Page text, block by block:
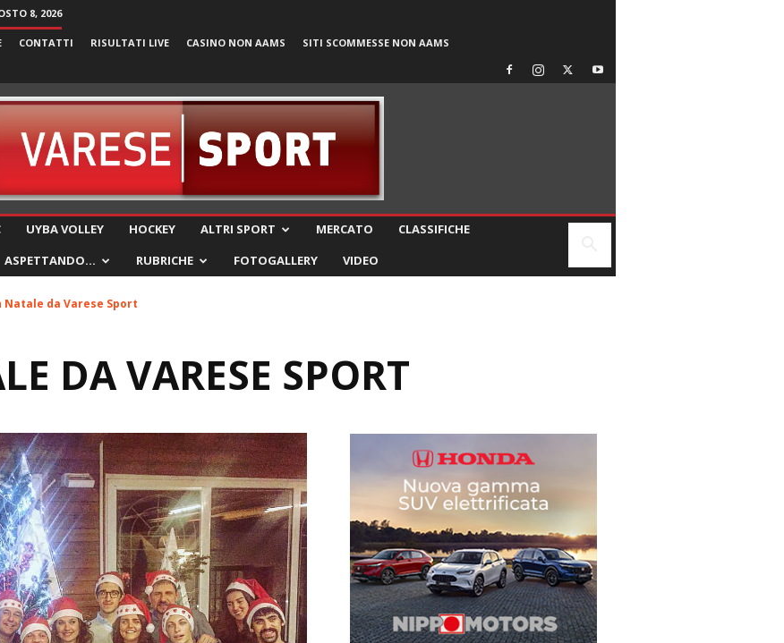
8, 2026
CONTATTI RISULTATI LIVE CASINO NON AAMS SITI SCOMMESSE NON AAMS
UYBA VOLLEY HOCKEY ALTRI SPORT MERCATO
CLASSIFICHE
ASPETTANDO… RUBRICHE FOTOGALLERY VIDEO
Natale da Varese Sport
DA VARESE SPORT